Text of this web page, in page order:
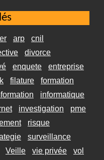
arp
cnil
divorce
enquete
entreprise
filature
formation
informatique
investigation
pme
risque
surveillance
Veille vie privée
vol